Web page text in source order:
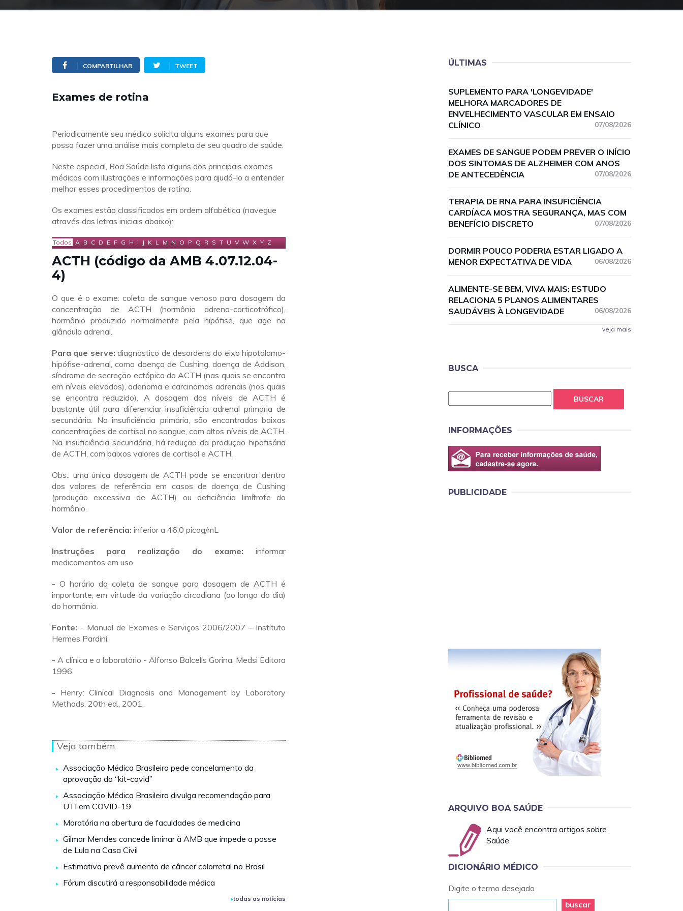
COMPARTILHAR TWEET
Exames de rotina
Periodicamente seu médico solicita alguns exames para que
possa fazer uma análise mais completa de seu quadro de saúde.
Neste especial, Boa Saúde lista alguns dos principais exames
médicos com ilustrações e informações para ajudá-lo a entender
melhor esses procedimentos de rotina.
Os exames estão classificados em ordem alfabética (navegue
através das letras iniciais abaixo):
Todos A B C D E F G H I J K L M N O P Q R S T U V W X Y Z
ACTH (código da AMB 4.07.12.04-
4)
O que é o exame: coleta de sangue venoso para dosagem da
concentração de ACTH (hormônio adreno-corticotrófico),
hormônio produzido normalmente pela hipófise, que age na
glândula adrenal.
Para que serve:diagnóstico de desordens do eixo hipotálamo-
hipófise-adrenal, como doença de Cushing, doença de Addison,
síndrome de secreção ectópica do ACTH (nas quais se encontra
em níveis elevados), adenoma e carcinomas adrenais (nos quais
se encontra reduzido). A dosagem dos níveis de ACTH é
bastante útil para diferenciar insuficiência adrenal primária de
secundária. Na insuficiência primária, são encontradas baixas
concentrações de cortisol no sangue, com altos níveis de ACTH.
Na insuficiência secundária, há redução da produção hipofisária
de ACTH, com baixos valores de cortisol e ACTH.
Obs.: uma única dosagem de ACTH pode se encontrar dentro
dos valores de referência em casos de doença de Cushing
(produção excessiva de ACTH) ou deficiência limítrofe do
hormônio.
Valor de referência: inferior a 46,0 picog/mL
Instruções para realização do exame: informar
medicamentos em uso.
- O horário da coleta de sangue para dosagem de ACTH é
importante, em virtude da variação circadiana (ao longo do dia)
do hormônio.
Fonte: - Manual de Exames e Serviços 2006/2007 – Instituto
Hermes Pardini.
- A clínica e o laboratório - Alfonso Balcells Gorina, Medsi Editora
1996.
- Henry: Clinical Diagnosis and Management by Laboratory
Methods, 20th ed., 2001.
Veja também
Associação Médica Brasileira pede cancelamento da
aprovação do “kit-covid”
Associação Médica Brasileira divulga recomendação para
UTI em COVID-19
Moratória na abertura de faculdades de medicina
Gilmar Mendes concede liminar à AMB que impede a posse
de Lula na Casa Civil
Estimativa prevê aumento de câncer colorretal no Brasil
Fórum discutirá a responsabilidade médica
todas as notícias
ÚLTIMAS
SUPLEMENTO PARA 'LONGEVIDADE'
MELHORA MARCADORES DE
ENVELHECIMENTO VASCULAR EM ENSAIO
CLÍNICO
07/08/2026
EXAMES DE SANGUE PODEM PREVER O INÍCIO
DOS SINTOMAS DE ALZHEIMER COM ANOS
DE ANTECEDÊNCIA
07/08/2026
TERAPIA DE RNA PARA INSUFICIÊNCIA
CARDÍACA MOSTRA SEGURANÇA, MAS COM
BENEFÍCIO DISCRETO
07/08/2026
DORMIR POUCO PODERIA ESTAR LIGADO A
MENOR EXPECTATIVA DE VIDA
06/08/2026
ALIMENTE-SE BEM, VIVA MAIS: ESTUDO
RELACIONA 5 PLANOS ALIMENTARES
SAUDÁVEIS À LONGEVIDADE
06/08/2026
veja mais
BUSCA
BUSCAR
INFORMAÇÕES
PUBLICIDADE
ARQUIVO BOA SAÚDE
Aqui você encontra artigos sobre
Saúde
DICIONÁRIO MÉDICO
Digite o termo desejado
buscar